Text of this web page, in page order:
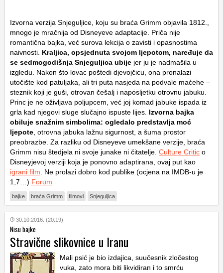
Izvorna verzija Snjeguljice, koju su braća Grimm objavila 1812.,
mnogo je mračnija od Disneyeve adaptacije. Priča nije
romantična bajka, već surova lekcija o zavisti i opasnostima
naivnosti. Kraljica, opsjednuta svojom ljepotom, naređuje da
se sedmogodišnja Snjeguljica ubije jer ju je nadmašila u
izgledu. Nakon što lovac poštedi djevojčicu, ona pronalazi
utočište kod patuljaka, ali tri puta nasjeda na podvale maćehe –
steznik koji je guši, otrovan češalj i naposljetku otrovnu jabuku.
Princ je ne oživljava poljupcem, već joj komad jabuke ispada iz
grla kad njegovi sluge slučajno ispuste lijes. Izvorna bajka
obiluje snažnim simbolima: ogledalo predstavlja moć
ljepote , otrovna jabuka lažnu sigurnost, a šuma prostor
preobrazbe. Za razliku od Disneyeve umekšane verzije, braća
Grimm nisu štedjela ni svoje junake ni čitatelje. Culture Critic o
Disneyjevoj verziji koja je ponovno adaptirana, ovaj put kao
igrani film . Ne prolazi dobro kod publike (ocjena na IMDB-u je
1,7…) Forum
bajke braća Grimm filmovi Snjeguljica
30.10.2016. (20:19)
Nisu bajke
Stravične slikovnice u Iranu
Mali psić je bio izdajica, suučesnik zločestog
vuka, zato mora biti likvidiran i to smrću